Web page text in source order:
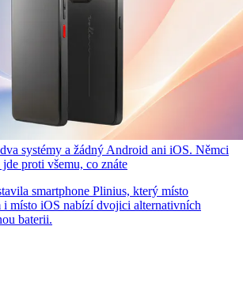
systémy a žádný Android ani iOS. Němci
proti všemu, co znáte
smartphone Plinius, který místo
místo iOS nabízí dvojici alternativních
baterii.